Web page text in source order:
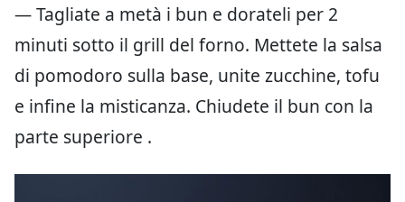
— Tagliate a metà i bun e dorateli per 2
minuti sotto il grill del forno. Mettete la salsa
di pomodoro sulla base, unite zucchine, tofu
e infine la misticanza. Chiudete il bun con la
parte superiore .